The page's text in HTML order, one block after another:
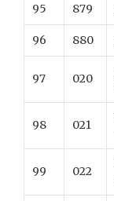
95 879
96 880
97 020
98 021
99 022